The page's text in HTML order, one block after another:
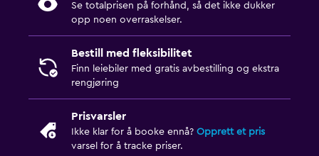
Se totalprisen på forhånd, så det ikke dukker
opp noen overraskelser.
Bestill med fleksibilitet
Finn leiebiler med gratis avbestilling og ekstra
rengjøring
Prisvarsler
Ikke klar for å booke ennå? Opprett et pris
varsel for å tracke priser.